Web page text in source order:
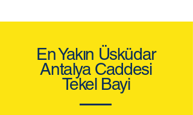
En Yakın Üsküdar
Antalya Caddesi
Tekel Bayi